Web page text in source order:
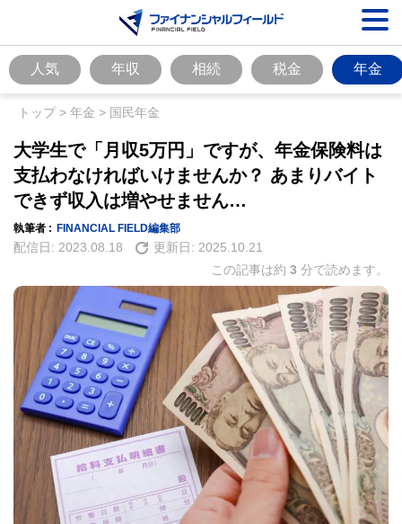
人気 年収 相続 税金 年金
トップ> 年金 > 国民年金
大学生で「月収5万円」ですが、年金保険料は
支払わなければいけませんか？ あまりバイト
できず収入は増やせません…
執筆者 : FINANCIAL FIELD編集部
配信日: 2023.08.18 更新日: 2025.10.21
この記事は約 3 分で読めます。